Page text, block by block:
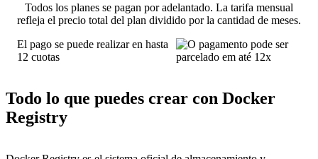
Todos los planes se pagan por adelantado. La tarifa mensual
refleja el precio total del plan dividido por la cantidad de meses.
El pago se puede realizar en hasta
12 cuotas
Todo lo que puedes crear con Docker
Registry